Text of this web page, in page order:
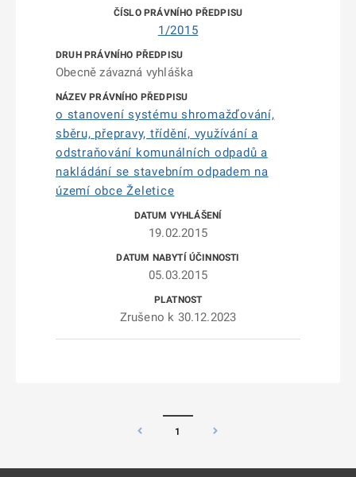
1/2015
Obecně závazná vyhláška
o stanovení systému shromažďování,
sběru, přepravy, třídění, využívání a
odstraňování komunálních odpadů a
nakládání se stavebním odpadem na
území obce Želetice
19.02.2015
05.03.2015
Zrušeno k 30.12.2023
1